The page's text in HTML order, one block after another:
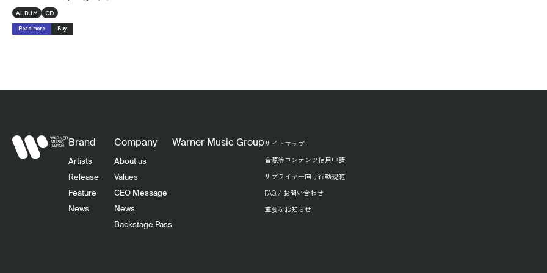
ALBUM CD
Read more Buy
Brand
Artists
Release
Feature
News
Company
About us
Values
CEO Message
News
Backstage Pass
Warner Music Groupサイトマップ
音源等コンテンツ使用申請
サプライヤー向け行動規範
FAQ / お問い合わせ
重要なお知らせ